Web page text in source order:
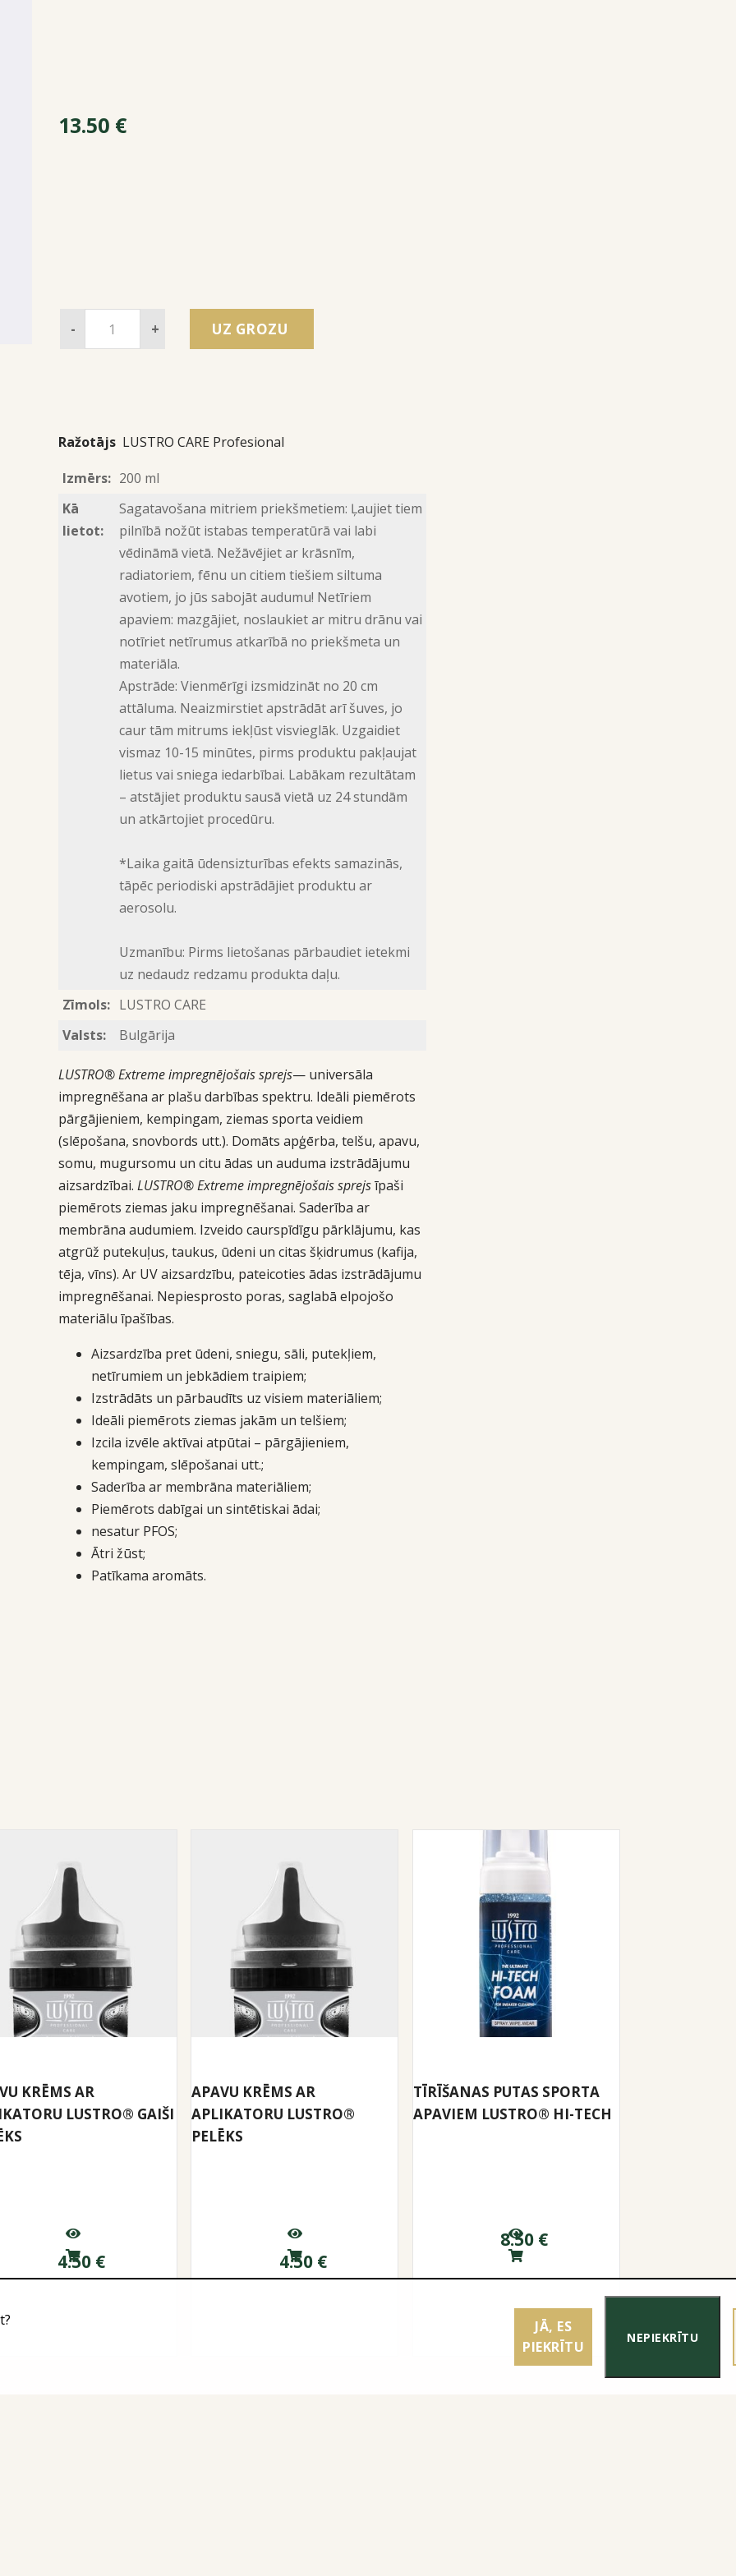
13.50 €
- + UZ GROZU
Ražotājs LUSTRO CARE Profesional
Izmērs: 200 ml
Kā
lietot:
Sagatavošana mitriem priekšmetiem: Ļaujiet tiem
pilnībā nožūt istabas temperatūrā vai labi
vēdināmā vietā. Nežāvējiet ar krāsnīm,
radiatoriem, fēnu un citiem tiešiem siltuma
avotiem, jo ​​jūs sabojāt audumu! Netīriem
apaviem: mazgājiet, noslaukiet ar mitru drānu vai
notīriet netīrumus atkarībā no priekšmeta un
materiāla.
Apstrāde: Vienmērīgi izsmidzināt no 20 cm
attāluma. Neaizmirstiet apstrādāt arī šuves, jo
caur tām mitrums iekļūst visvieglāk. Uzgaidiet
vismaz 10-15 minūtes, pirms produktu pakļaujat
lietus vai sniega iedarbībai. Labākam rezultātam
– atstājiet produktu sausā vietā uz 24 stundām
un atkārtojiet procedūru.
*Laika gaitā ūdensizturības efekts samazinās,
tāpēc periodiski apstrādājiet produktu ar
aerosolu.
Uzmanību: Pirms lietošanas pārbaudiet ietekmi
uz nedaudz redzamu produkta daļu.
Zīmols: LUSTRO CARE
Valsts:
Bulgārija
LUSTRO® Extreme impregnējošais sprejs— universāla
impregnēšana ar plašu darbības spektru. Ideāli piemērots
pārgājieniem, kempingam, ziemas sporta veidiem
(slēpošana, snovbords utt.). Domāts apģērba, telšu, apavu,
somu, mugursomu un citu ādas un auduma izstrādājumu
aizsardzībai. LUSTRO® Extreme impregnējošais sprejsīpaši
piemērots ziemas jaku impregnēšanai. Saderība ar
membrāna audumiem. Izveido caurspīdīgu pārklājumu, kas
atgrūž putekuļus, taukus, ūdeni un citas šķidrumus (kafija,
tēja, vīns). Ar UV aizsardzību, pateicoties ādas izstrādājumu
impregnēšanai. Nepiesprosto poras, saglabā elpojošo
materiālu īpašības.
Aizsardzība pret ūdeni, sniegu, sāli, putekļiem,
netīrumiem un jebkādiem traipiem;
Izstrādāts un pārbaudīts uz visiem materiāliem;
Ideāli piemērots ziemas jakām un telšiem;
Izcila izvēle aktīvai atpūtai – pārgājieniem,
kempingam, slēpošanai utt.;
Saderība ar membrāna materiāliem;
Piemērots dabīgai un sintētiskai ādai;
nesatur PFOS;
Ātri žūst;
Patīkama aromāts.
KRĒMS AR
LUSTRO® GAIŠI
4.50 €
APAVU KRĒMS AR
APLIKATORU LUSTRO®
PELĒKS
4.50 €
TĪRĪŠANAS PUTAS SPORTA
APAVIEM LUSTRO® HI-TECH
8.50 €
JĀ, ES
PIEKRĪTU
NEPIEKRĪTU